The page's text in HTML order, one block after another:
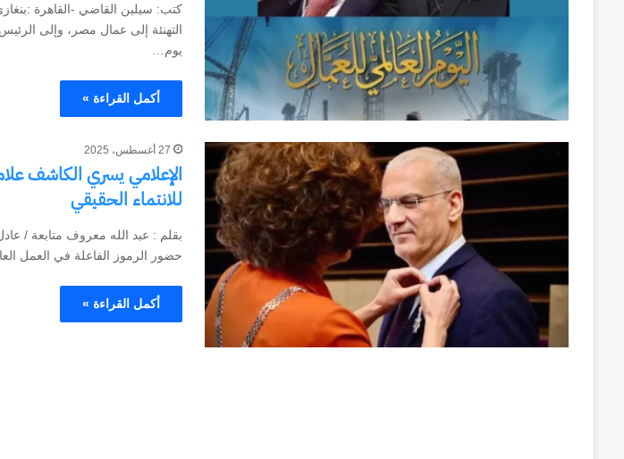
كتب: سيلين القاضي -القاهرة
التهنئة إلى عمال مصر، وإلى
يوم…
أكمل القراءة »
27 أغسطس، 2025
الإعلامي يسري الكاشف
للانتماء الحقيقي
بقلم : عبد الله معروف متابعة /
حضور الرموز الفاعلة في العمل
أكمل القراءة »